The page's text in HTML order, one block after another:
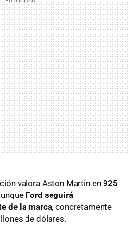
valora Aston Martin en 925
Ford seguirá
de la marca, concretamente
de dólares.